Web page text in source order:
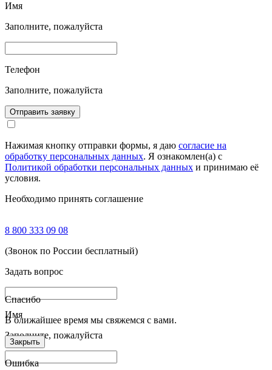
Имя
Заполните, пожалуйста
Телефон
Заполните, пожалуйста
Отправить заявку
Нажимая кнопку отправки формы, я даю согласие на
обработку персональных данных. Я ознакомлен(а) с
Политикой обработки персональных данных и принимаю её
условия.
Необходимо принять соглашение
8 800 333 09 08
(Звонок по России бесплатный)
Задать вопрос
Имя
Заполните, пожалуйста
Спасибо
В ближайшее время мы свяжемся с вами.
Закрыть
Ошибка